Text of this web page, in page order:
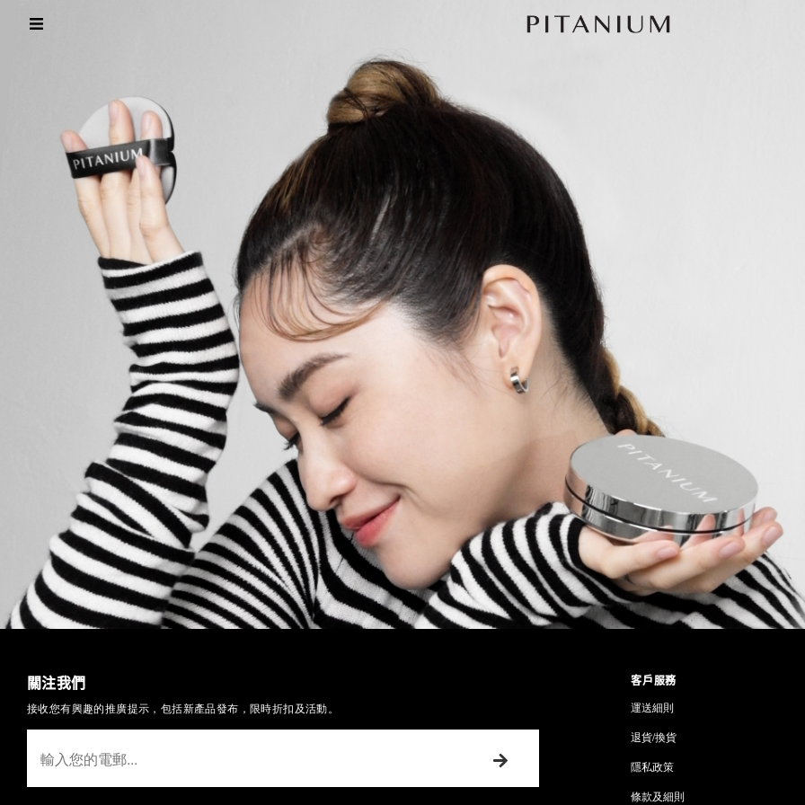
關注我們
接收您有興趣的推廣提示，包括新產品發布，限時折扣及活動。
客戶服務
運送細則
退貨/換貨
隱私政策
條款及細則